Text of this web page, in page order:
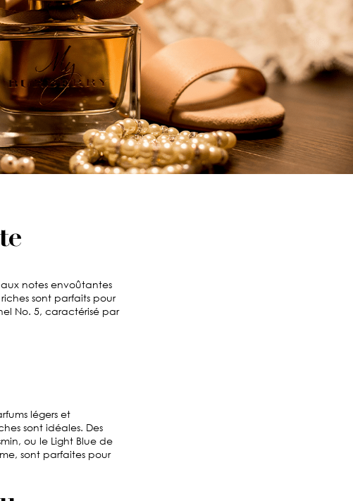
notes envoûtantes
sont parfaits pour
No. 5, caractérisé par
légers et
sont idéales. Des
ou le Light Blue de
sont parfaites pour